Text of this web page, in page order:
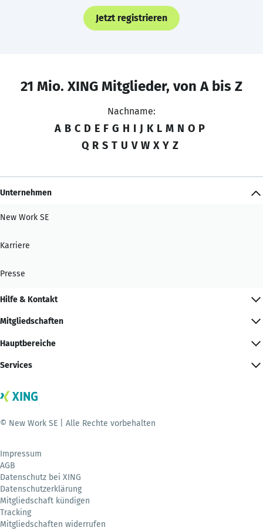
Jetzt registrieren
21 Mio. XING Mitglieder, von A bis Z
Nachname:
A B C D E F G H I J K L M N O P
Q R S T U V W X Y Z
Unternehmen
New Work SE
Karriere
Presse
Hilfe & Kontakt
Mitgliedschaften
Hauptbereiche
Services
© New Work SE | Alle Rechte vorbehalten
Impressum
AGB
Datenschutz bei XING
Datenschutzerklärung
Mitgliedschaft kündigen
Tracking
Mitgliedschaften widerrufen